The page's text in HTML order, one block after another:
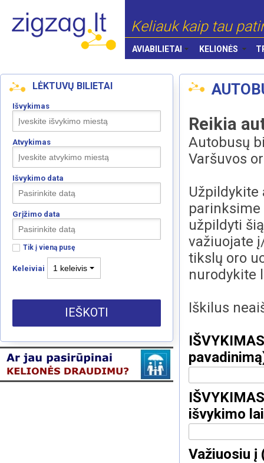
Keliauk kaip tau
AVIABILIETAI KELIONĖS
LĖKTUVŲ BILIETAI
Išvykimas
Atvykimas
Išvykimo data
Grįžimo data
Tik į vieną pusę
Keleiviai 1 keleivis
IEŠKOTI
Reikia
Autobusų
Varšuvos
užpildyti
važiuojate
tikslų oro
nurodykite
Iškilus
išvykimo
Važiuosiu